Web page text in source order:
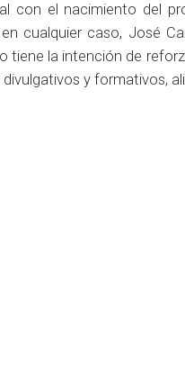
con el nacimiento del
en cualquier caso, José
tiene la intención de
y formativos,